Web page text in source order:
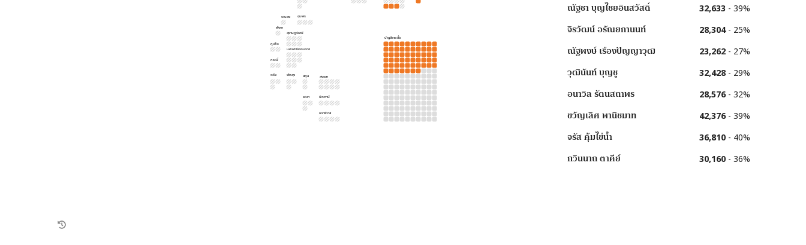
ชุมพร
สุราษฎร์ธานี
นครศรีธรรมราช
พัทลุง สงขลา
ปัตตานี
ยะลา
สตูล
ตรัง
กระบี่
พังงา
ภูเก็ต
ระนอง
นราธิวาส
บัญชีรายชื่อ
ณัฐชา บุญไชยอินสวัสดิ์ 32,633 - 39%
จิรวัฒน์ อรัณยกานนท์ 28,304 - 25%
ณัฐพงษ์ เรืองปัญญาวุฒิ 23,262 - 27%
วุฒินันท์ บุญชู 32,428 - 29%
อนาวิล รัตนสถาพร 28,576 - 32%
ขวัญเลิศ พานิชมาท 42,376 - 39%
จรัส คุ้มไข่น้ำ 36,810 - 40%
กวินนาถ ตาคีย์ 30,160 - 36%